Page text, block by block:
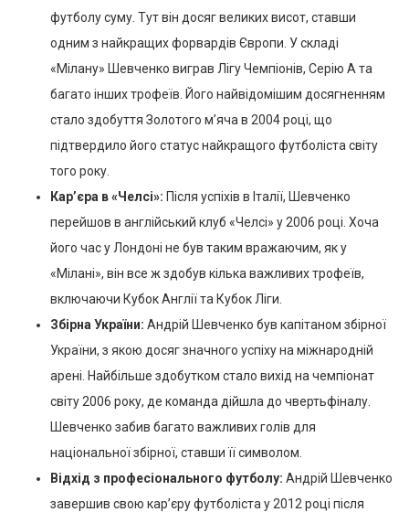
футболу суму. Тут він досяг великих висот, ставши
одним з найкращих форвардів Європи. У складі
«Мілану» Шевченко виграв Лігу Чемпіонів, Серію А та
багато інших трофеїв. Його найвідомішим досягненням
стало здобуття Золотого м’яча в 2004 році, що
підтвердило його статус найкращого футболіста світу
того року.
Кар’єра в «Челсі»: Після успіхів в Італії, Шевченко
перейшов в англійський клуб «Челсі» у 2006 році. Хоча
його час у Лондоні не був таким вражаючим, як у
«Мілані», він все ж здобув кілька важливих трофеїв,
включаючи Кубок Англії та Кубок Ліги.
Збірна України: Андрій Шевченко був капітаном збірної
України, з якою досяг значного успіху на міжнародній
арені. Найбільше здобутком стало вихід на чемпіонат
світу 2006 року, де команда дійшла до чвертьфіналу.
Шевченко забив багато важливих голів для
національної збірної, ставши її символом.
Відхід з професіонального футболу: Андрій Шевченко
завершив свою кар’єру футболіста у 2012 році після